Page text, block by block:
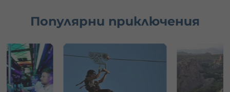
Популярни приключения